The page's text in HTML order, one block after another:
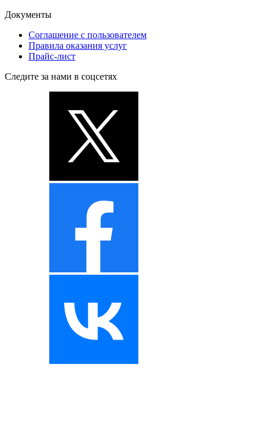
Документы
Соглашение с пользователем
Правила оказания услуг
Прайс-лист
Следите за нами в соцсетях